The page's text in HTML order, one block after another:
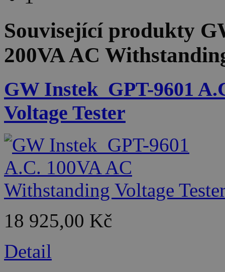
Související produkty
200VA AC
GW Instek_GPT-9601
Voltage Tester
18 925,00 Kč
Detail